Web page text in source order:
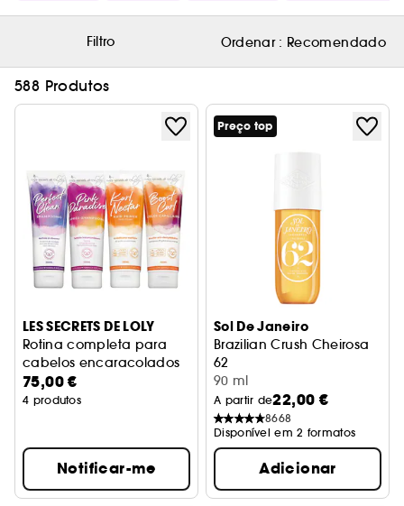
Filtro Ordenar : Recomendado
588 Produtos
LES SECRETS DE LOLY
Rotina completa para
cabelos encaracolados
75,00 €
4 produtos
Notificar-me
Preço top
Sol De Janeiro
Brazilian Crush Cheirosa
62
Bruma Perfumada Corporal
90 ml
A partir de22,00 €
8668
Disponível em 2 formatos
Adicionar